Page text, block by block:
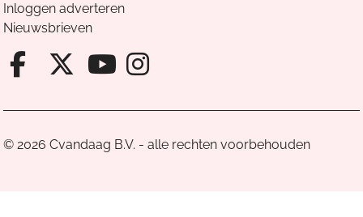
Inloggen adverteren
Nieuwsbrieven
Facebook van Cvandaag
X van Cvandaag
Instagram van
© 2026 Cvandaag B.V. - alle rechten voorbehouden